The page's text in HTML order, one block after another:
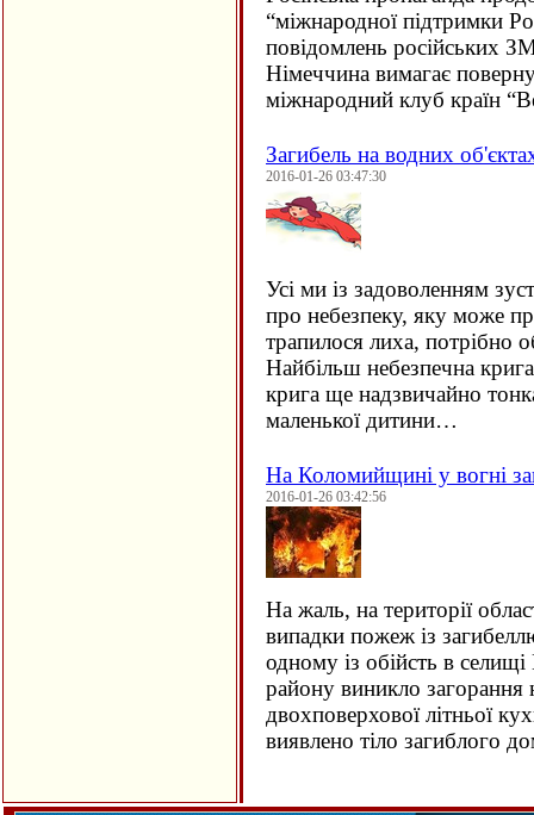
“міжнародної підтримки
повідомлень російських
Німеччина вимагає
міжнародний клуб країн
Загибель на водних
2016-01-26 03:47:30
Усі ми із задоволенням
про небезпеку, яку може
трапилося лиха, потрібно
Найбільш небезпечна
крига ще надзвичайно
маленької дитини…
На Коломийщині у вогні
2016-01-26 03:42:56
На жаль, на території
випадки пожеж із
одному із обійсть в
району виникло
двохповерхової літньої
виявлено тіло загиблого